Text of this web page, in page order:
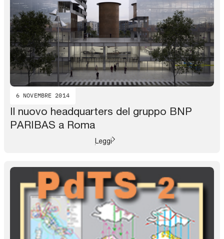
6 NOVEMBRE 2014
Il nuovo headquarters del gruppo BNP
PARIBAS a Roma
Leggi